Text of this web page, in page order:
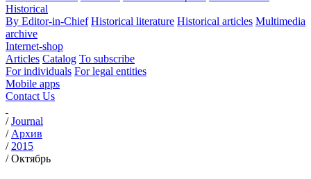
Historical
By Editor-in-Chief Historical literature Historical articles Multimedia
archive
Internet-shop
Articles Catalog To subscribe
For individuals For legal entities
Mobile apps
Contact Us
/Journal
/ Архив
/ 2015
/Октябрь